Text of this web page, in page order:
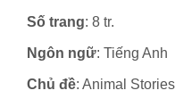
Số trang: 8 tr.
Ngôn ngữ: Tiếng Anh
Chủ đề: Animal Stories